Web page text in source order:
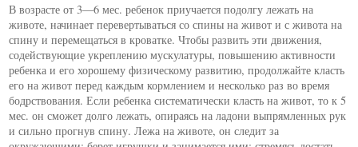
В возрасте от 3—6 мес. ребенок приучается подолгу лежать на
животе, начинает перевертываться со спины на живот и с живота на
спину и перемещаться в кроватке. Чтобы развить эти движения,
содействующие укреплению мускулатуры, повышению активности
ребенка и его хорошему физическому развитию, продолжайте класть
его на живот перед каждым кормлением и несколько раз во время
бодрствования. Если ребенка систематически класть на живот, то к 5
мес. он сможет долго лежать, опираясь на ладони выпрямленных рук
и сильно прогнув спину. Лежа на животе, он следит за